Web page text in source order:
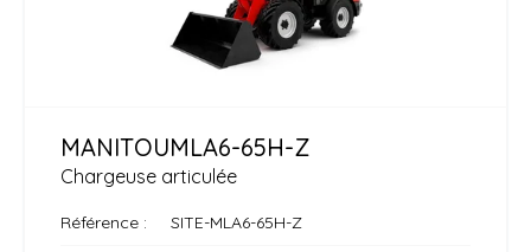
Chargeuse articulée
MANITOUMLA6-65H-Z
Référence SITE-MLA6-65H-Z